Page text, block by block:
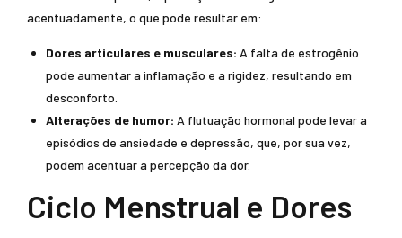
acentuadamente, o que pode resultar em:
Dores articulares e musculares: A falta de estrogênio
pode aumentar a inflamação e a rigidez, resultando em
desconforto.
Alterações de humor: A flutuação hormonal pode levar a
episódios de ansiedade e depressão, que, por sua vez,
podem acentuar a percepção da dor.
Ciclo Menstrual e Dores